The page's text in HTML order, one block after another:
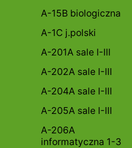
A-15B biologiczna
A-1C j.polski
A-201A sale I-III
A-202A sale I-III
A-204A sale I-III
A-205A sale I-III
A-206A
informatyczna 1-3